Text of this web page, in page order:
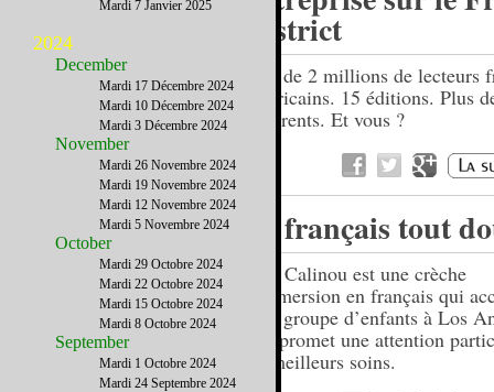
District
Près de 2 millions de lecteurs
américains. 15 éditions. Plus
adhérents. Et vous ?
Le français tout
Petit Calinou est une crèche
d'immersion en français qui
petit groupe d’enfants à Los
leur promet une attention
les meilleurs soins.
Mardi 7 Janvier 2025
2024
December
Mardi 17 Décembre 2024
Mardi 10 Décembre 2024
Mardi 3 Décembre 2024
November
Mardi 26 Novembre 2024
Mardi 19 Novembre 2024
Mardi 12 Novembre 2024
Mardi 5 Novembre 2024
October
Mardi 29 Octobre 2024
Mardi 22 Octobre 2024
Mardi 15 Octobre 2024
Mardi 8 Octobre 2024
September
Mardi 1 Octobre 2024
Mardi 24 Septembre 2024